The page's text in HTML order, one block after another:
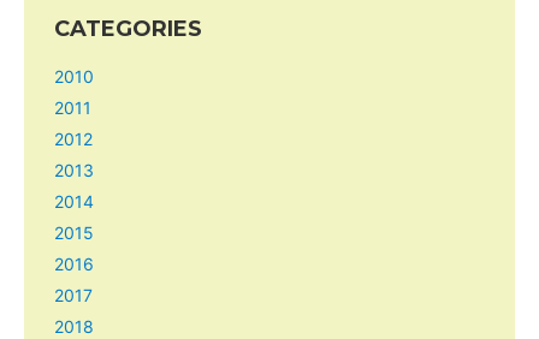
CATEGORIES
2010
2011
2012
2013
2014
2015
2016
2017
2018